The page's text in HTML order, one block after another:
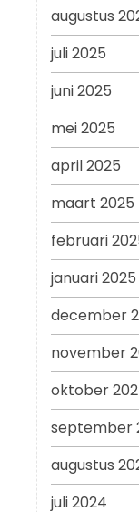
augustus
juli 2025
juni 2025
mei 2025
april 2025
maart 2025
februari
januari 2025
december
november
oktober
september
augustus
juli 2024